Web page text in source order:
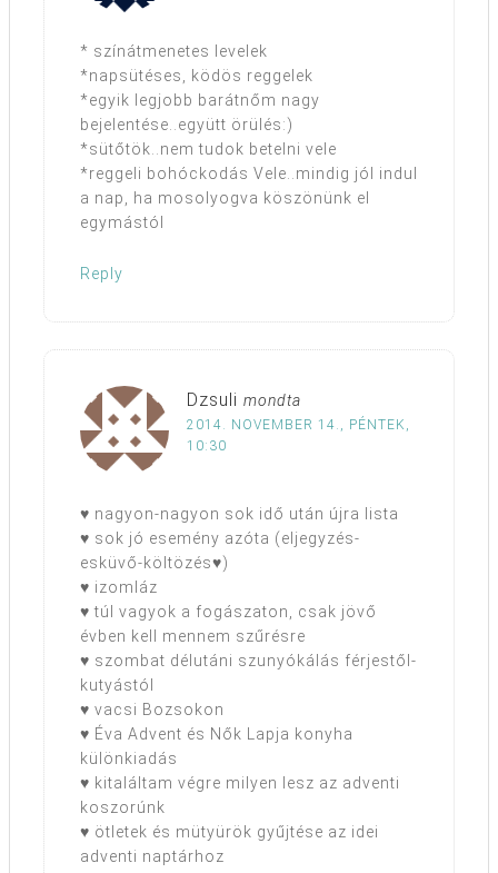
* színátmenetes levelek
*napsütéses, ködös reggelek
*egyik legjobb barátnőm nagy
bejelentése..együtt örülés:)
*sütőtök..nem tudok betelni vele
*reggeli bohóckodás Vele..mindig jól indul
a nap, ha mosolyogva köszönünk el
egymástól
Reply
Dzsuli mondta
2014. NOVEMBER 14., PÉNTEK,
10:30
♥ nagyon-nagyon sok idő után újra lista
♥ sok jó esemény azóta (eljegyzés-
esküvő-költözés♥)
♥ izomláz
♥ túl vagyok a fogászaton, csak jövő
évben kell mennem szűrésre
♥ szombat délutáni szunyókálás férjestől-
kutyástól
♥ vacsi Bozsokon
♥ Éva Advent és Nők Lapja konyha
különkiadás
♥ kitaláltam végre milyen lesz az adventi
koszorúnk
♥ ötletek és mütyürök gyűjtése az idei
adventi naptárhoz